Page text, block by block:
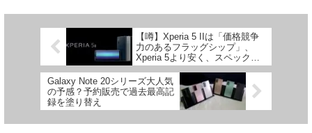
【噂】Xperia 5 IIは「価格競争
力のあるフラッグシップ」、
Xperia 5より安く、スペックは
Xperia 1 IIからダウン？
Galaxy Note 20シリーズ大人気
の予感？予約販売で過去最高記
録を塗り替え